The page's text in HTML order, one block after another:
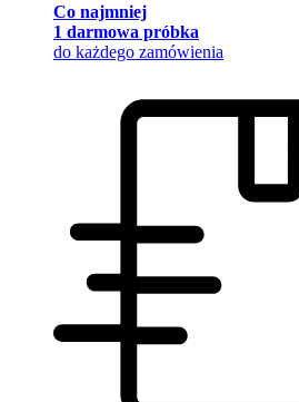
Co najmniej
1 darmowa próbka
do każdego zamówienia